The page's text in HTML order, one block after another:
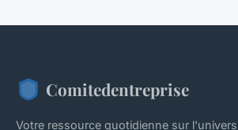
Comitedentreprise
Votre ressource quotidienne sur